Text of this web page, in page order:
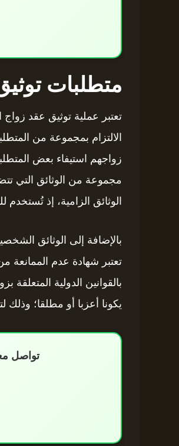
متطلبات
تعتبر عملية توثيق عقد
الالتزام بمجموعة من
زواجهم استيفاء بعض
مجموعة من الوثائق التي
الوثائق الزامية، إذ تُستخدم
بالإضافة إلى الوثائق
تعتبر شهادة عدم الممانعة
بالقوانين الدولية
يكونا أعزبا أو مطلقا؛
تواصل